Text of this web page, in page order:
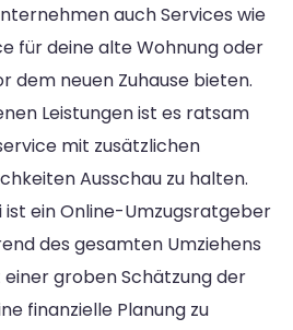
auch Services wie
für deine alte Wohnung oder
dem neuen Zuhause bieten.
Leistungen ist es ratsam
mit zusätzlichen
Ausschau zu halten.
ist ein Online-Umzugsratgeber
des gesamten Umziehens
groben Schätzung der
finanzielle Planung zu